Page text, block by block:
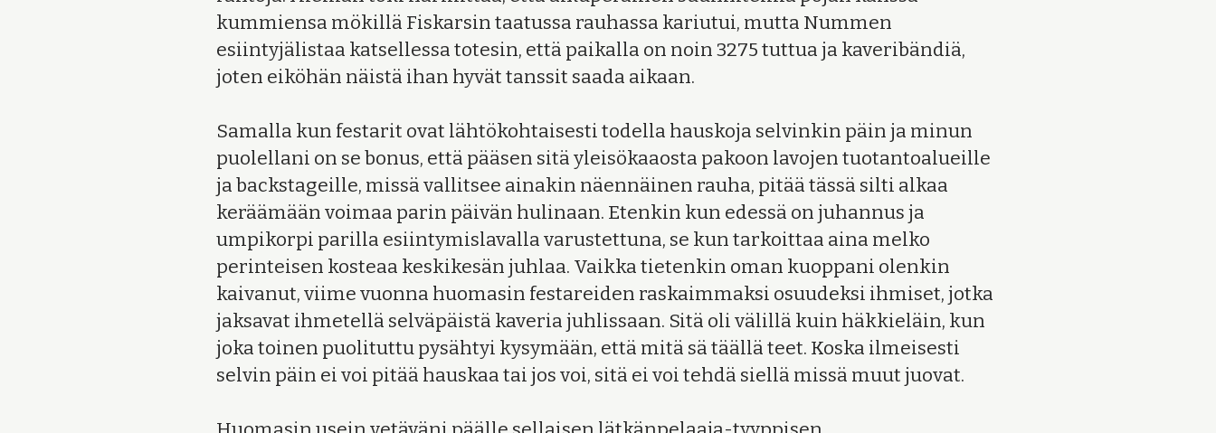
kummiensa mökillä Fiskarsin taatussa rauhassa kariutui, mutta Nummen
esiintyjälistaa katsellessa totesin, että paikalla on noin 3275 tuttua ja kaveribändiä,
joten eiköhän näistä ihan hyvät tanssit saada aikaan.
Samalla kun festarit ovat lähtökohtaisesti todella hauskoja selvinkin päin ja minun
puolellani on se bonus, että pääsen sitä yleisökaaosta pakoon lavojen tuotantoalueille
ja backstageille, missä vallitsee ainakin näennäinen rauha, pitää tässä silti alkaa
keräämään voimaa parin päivän hulinaan. Etenkin kun edessä on juhannus ja
umpikorpi parilla esiintymislavalla varustettuna, se kun tarkoittaa aina melko
perinteisen kosteaa keskikesän juhlaa. Vaikka tietenkin oman kuoppani olenkin
kaivanut, viime vuonna huomasin festareiden raskaimmaksi osuudeksi ihmiset, jotka
jaksavat ihmetellä selväpäistä kaveria juhlissaan. Sitä oli välillä kuin häkkieläin, kun
joka toinen puolituttu pysähtyi kysymään, että mitä sä täällä teet. Koska ilmeisesti
selvin päin ei voi pitää hauskaa tai jos voi, sitä ei voi tehdä siellä missä muut juovat.